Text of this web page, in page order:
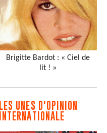
Brigitte Bardot : « Ciel de
lit ! »
LES UNES D'OPINION
INTERNATIONALE